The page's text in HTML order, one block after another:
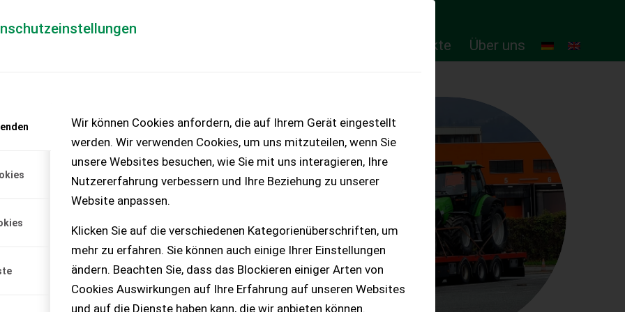
Wir können Cookies anfordern, die auf Ihrem Gerät eingestellt
werden. Wir verwenden Cookies, um uns mitzuteilen, wenn Sie
unsere Websites besuchen, wie Sie mit uns interagieren, Ihre
Nutzererfahrung verbessern und Ihre Beziehung zu unserer
Website anpassen.
Klicken Sie auf die verschiedenen Kategorienüberschriften, um
mehr zu erfahren. Sie können auch einige Ihrer Einstellungen
ändern. Beachten Sie, dass das Blockieren einiger Arten von
Cookies Auswirkungen auf Ihre Erfahrung auf unseren Websites
und auf die Dienste haben kann, die wir anbieten können.
Online-Produkte Über uns
– KEINE
Membranpumpe, Neupreis